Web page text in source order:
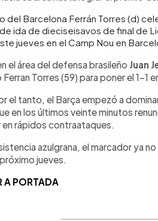
del Barcelona Ferrán Torres (d)
ida de dieciseisavos de final de
jueves en el Camp Nou en
el área del defensa brasileño Juan
Torres (59) para poner el 1-1
el tanto, el Barça empezó a
en los últimos veinte minutos
rápidos contraataques.
azulgrana, el marcador ya
jueves.
A PORTADA